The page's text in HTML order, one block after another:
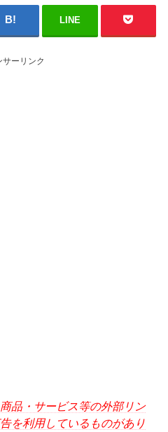
LINE
サーリンク
品・サービス等の外部リン
を利用しているものがあり